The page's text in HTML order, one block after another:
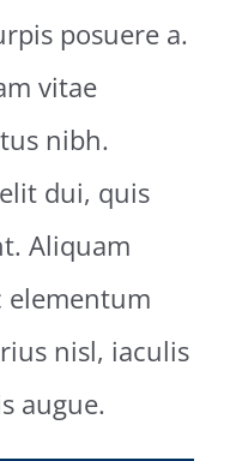
posuere a.
vitae
nibh.
dui, quis
Aliquam
elementum
nisl, iaculis
augue.